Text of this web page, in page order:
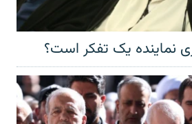
نماینده یک تفکر است؟